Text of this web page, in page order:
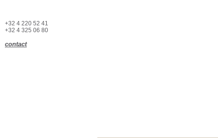
+32 4 220 52 41
+32 4 325 06 80
contact